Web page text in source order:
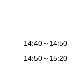
14:40～14:50
14:50～15:20